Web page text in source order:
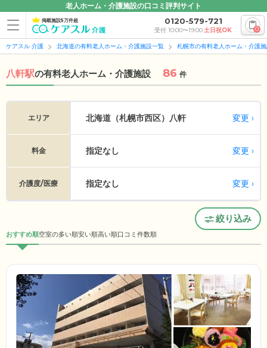
老人ホーム・介護施設の口コミ評判サイト
掲載施設5万件超 0120-579-721
受付 10:00〜19:00土日祝OK 0
ケアスル 介護 北海道の有料老人ホーム・介護施設一覧 札幌市の有料老人ホーム・介護
八軒駅の有料老人ホーム・介護施設 86 件
エリア 北海道（札幌市西区） 八軒 変更
料金 指定なし 変更
介護度/医療 指定なし 変更
絞り込み
おすすめ順空室の多い順安い順高い順口コミ件数順